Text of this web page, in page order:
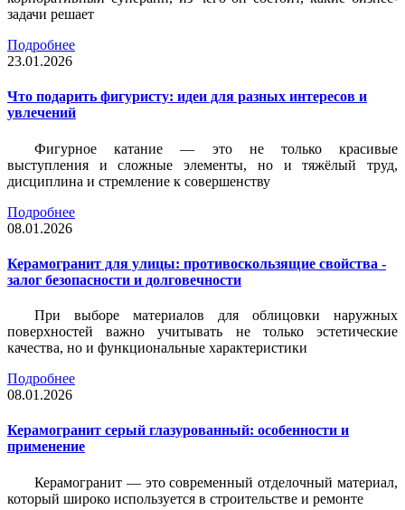
задачи решает
Подробнее
23.01.2026
Что подарить фигуристу: идеи для разных интересов и
увлечений
Фигурное катание — это не только красивые
выступления и сложные элементы, но и тяжёлый труд,
дисциплина и стремление к совершенству
Подробнее
08.01.2026
Керамогранит для улицы: противоскользящие свойства -
залог безопасности и долговечности
При выборе материалов для облицовки наружных
поверхностей важно учитывать не только эстетические
качества, но и функциональные характеристики
Подробнее
08.01.2026
Керамогранит серый глазурованный: особенности и
применение
Керамогранит — это современный отделочный материал,
который широко используется в строительстве и ремонте